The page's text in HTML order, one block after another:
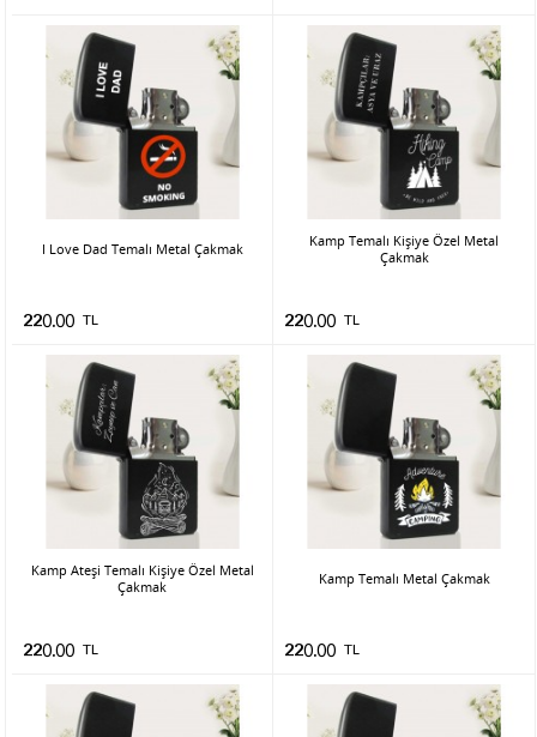
I Love Dad Temalı Metal Çakmak
220.00 TL
Kamp Temalı Kişiye Özel Metal
Çakmak
220.00 TL
Kamp Ateşi Temalı Kişiye Özel Metal
Çakmak
220.00 TL
Kamp Temalı Metal Çakmak
220.00 TL